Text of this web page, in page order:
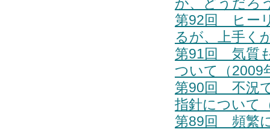
第92回 ヒー
るが、上手く
第91回 気質
ついて（2009
第90回 不況
指針について
第89回 頻繁